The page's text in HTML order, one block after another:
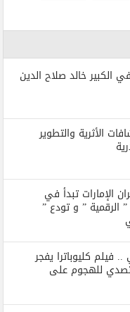
الكبير خالد صلاح الدين
الأثرية والتطوير
الإمارات تبدأ في
الرقمية ” و تودع ”
فيلم كليوباترا يفجر
للهجوم على